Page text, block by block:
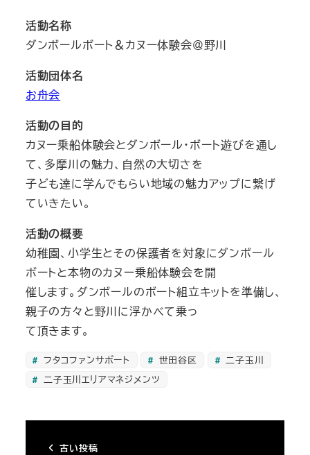
活動名称
ダンボールボート＆カヌー体験会＠野川
活動団体名
お舟会
活動の目的
カヌー乗船体験会とダンボール・ボート遊びを通し
て、多摩川の魅力、自然の大切さを
子ども達に学んでもらい地域の魅力アップに繋げ
ていきたい。
活動の概要
幼稚園、小学生とその保護者を対象にダンボール
ボートと本物のカヌー乗船体験会を開
催します。ダンボールのボート組立キットを準備し、
親子の方々と野川に浮かべて乗っ
て頂きます。
フタコファンサポート 世田谷区
二子玉川
二子玉川エリアマネジメンツ
古い投稿